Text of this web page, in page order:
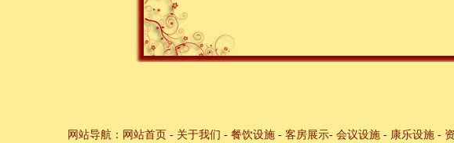
网站导航： 网站首页 - 关于我们 - 餐饮设施 - 客房展示- 会议设施 - 康乐设施 -